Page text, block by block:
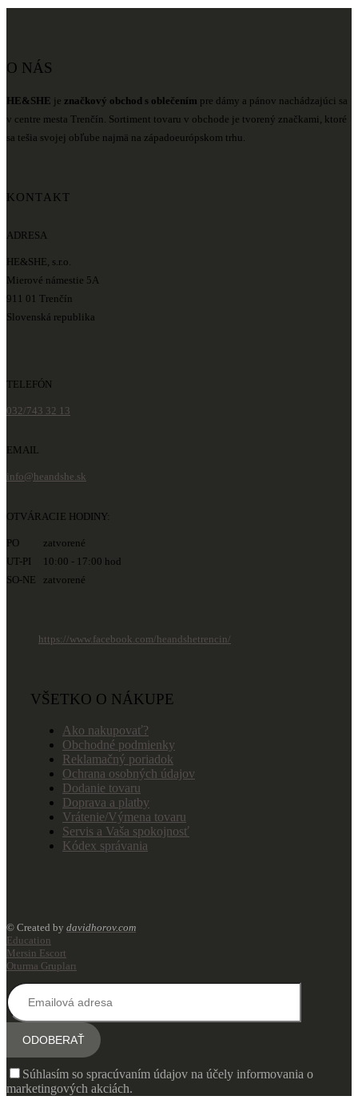
O NÁS
HE&SHE je značkový obchod s oblečením pre dámy a pánov nachádzajúci sa
v centre mesta Trenčín. Sortiment tovaru v obchode je tvorený značkami, ktoré
sa tešia svojej obľube najmä na západoeurópskom trhu.
KONTAKT
ADRESA
HE&SHE, s.r.o.
Mierové námestie 5A
911 01 Trenčín
Slovenská republika
TELEFÓN
032/743 32 13
EMAIL
info@heandshe.sk
OTVÁRACIE HODINY:
PO zatvorené
UT-PI 10:00 - 17:00 hod
SO-NE zatvorené
https://www.facebook.com/heandshetrencin/
VŠETKO O NÁKUPE
Ako nakupovať?
Obchodné podmienky
Reklamačný poriadok
Ochrana osobných údajov
Dodanie tovaru
Doprava a platby
Vrátenie/Výmena tovaru
Servis a Vaša spokojnosť
Kódex správania
© Created by davidhorov.com
Education
Mersin Escort
Oturma Grupları
Súhlasím so spracúvaním údajov na účely informovania o
marketingových akciách.